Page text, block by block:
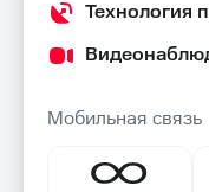
Технология
Мобильная связь